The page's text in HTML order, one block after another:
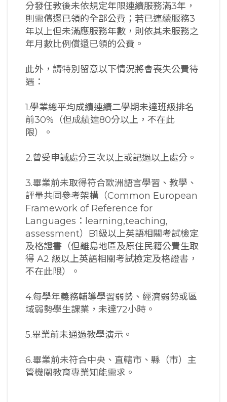
分發任教後未依規定年限連續服務滿3年，
則需償還已領的全部公費；若已連續服務3
年以上但未滿應服務年數，則依其未服務之
年月數比例償還已領的公費。
此外，請特別留意以下情況將會喪失公費待
遇：
1.學業總平均成績連續二學期未達班級排名
前30%（但成績達80分以上，不在此
限）。
2.曾受申誡處分三次以上或記過以上處分。
3.畢業前未取得符合歐洲語言學習、教學、
評量共同參考架構（Common European
Framework of Reference for
Languages：learning,teaching,
assessment）B1級以上英語相關考試檢定
及格證書（但離島地區及原住民籍公費生取
得 A2 級以上英語相關考試檢定及格證書，
不在此限）。
4.每學年義務輔導學習弱勢、經濟弱勢或區
域弱勢學生課業，未達72小時。
5.畢業前未通過教學演示。
6.畢業前未符合中央、直轄市、縣（市）主
管機關教育專業知能需求。